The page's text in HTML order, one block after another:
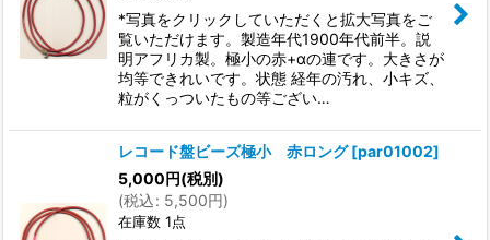
絞り込む
*写真をクリックしていただくと拡大写真をご
覧いただけます。製造年代1900年代前半。説
明アフリカ製。極小の赤+αの連です。大きさが
均等できれいです。状態 経年の汚れ、小キズ、
粒がくっついたもの等ござい…
レコード盤ビーズ極小 赤ロング [par01002]
5,000円(税別)
(税込: 5,500円)
在庫数 1点